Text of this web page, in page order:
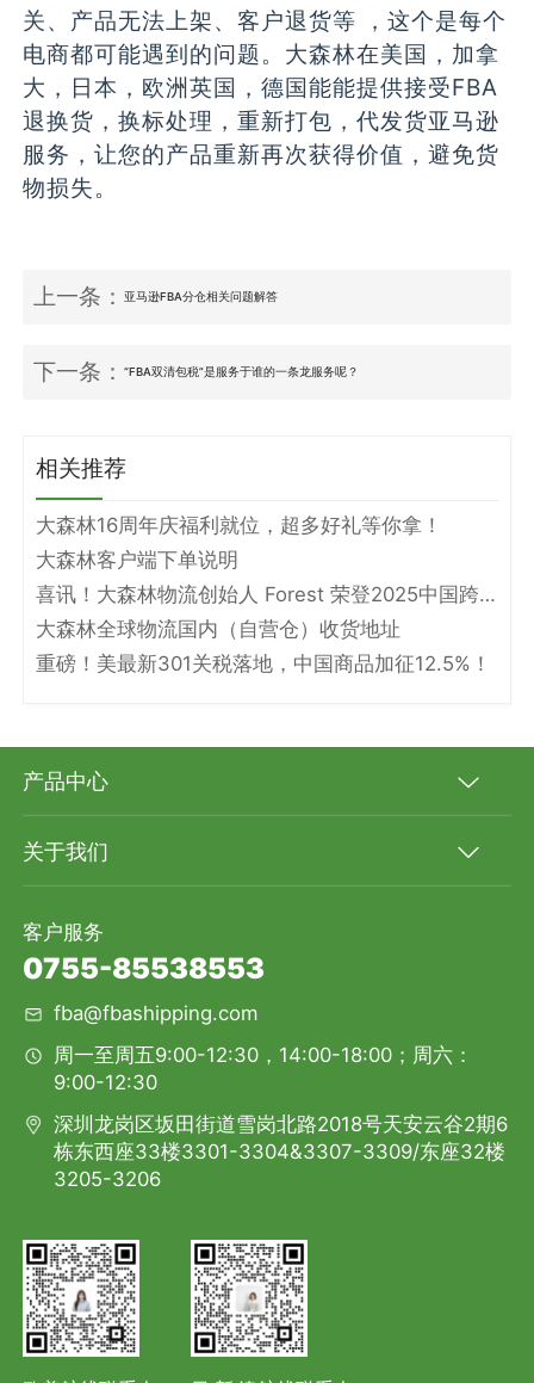
关、产品无法上架、客户退货等 ，这个是每个
电商都可能遇到的问题。大森林在美国，加拿
大，日本，欧洲英国，德国能能提供接受FBA
退换货，换标处理，重新打包，代发货亚马逊
服务，让您的产品重新再次获得价值，避免货
物损失。
上一条：亚马逊FBA分仓相关问题解答
下一条：“FBA双清包税”是服务于谁的一条龙服务呢？
相关推荐
大森林16周年庆福利就位，超多好礼等你拿！
大森林客户端下单说明
喜讯！大森林物流创始人 Forest 荣登2025中国跨境电商物流名人堂！
大森林全球物流国内（自营仓）收货地址
重磅！美最新301关税落地，中国商品加征12.5%！
产品中心
关于我们
客户服务
0755-85538553
fba@fbashipping.com
周一至周五9:00-12:30，14:00-18:00；周六：
9:00-12:30
深圳龙岗区坂田街道雪岗北路2018号天安云谷2期6
栋东西座33楼3301-3304&3307-3309/东座32楼
3205-3206